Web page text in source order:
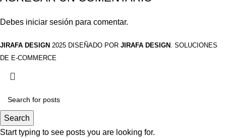
Debes iniciar sesión para comentar.
JIRAFA DESIGN 2025 DISEÑADO POR JIRAFA DESIGN . SOLUCIONES
DE E-COMMERCE
Search
Start typing to see posts you are looking for.